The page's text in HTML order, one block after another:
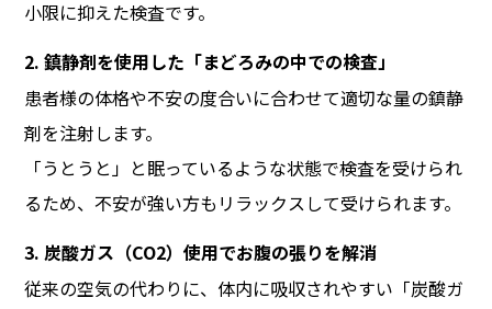
小限に抑えた検査です。
2. 鎮静剤を使用した「まどろみの中での検査」
患者様の体格や不安の度合いに合わせて適切な量の鎮静
剤を注射します。
「うとうと」と眠っているような状態で検査を受けられ
るため、不安が強い方もリラックスして受けられます。
3. 炭酸ガス（CO2）使用でお腹の張りを解消
従来の空気の代わりに、体内に吸収されやすい「炭酸ガ